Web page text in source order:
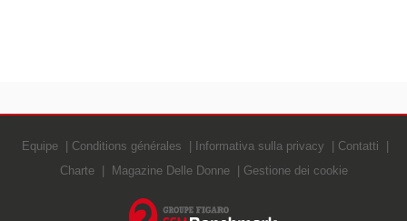
Equipe Conditions générales Informativa sulla privacy
Contatti
Charte
Magazine Delle Donne Gestione dei cookie